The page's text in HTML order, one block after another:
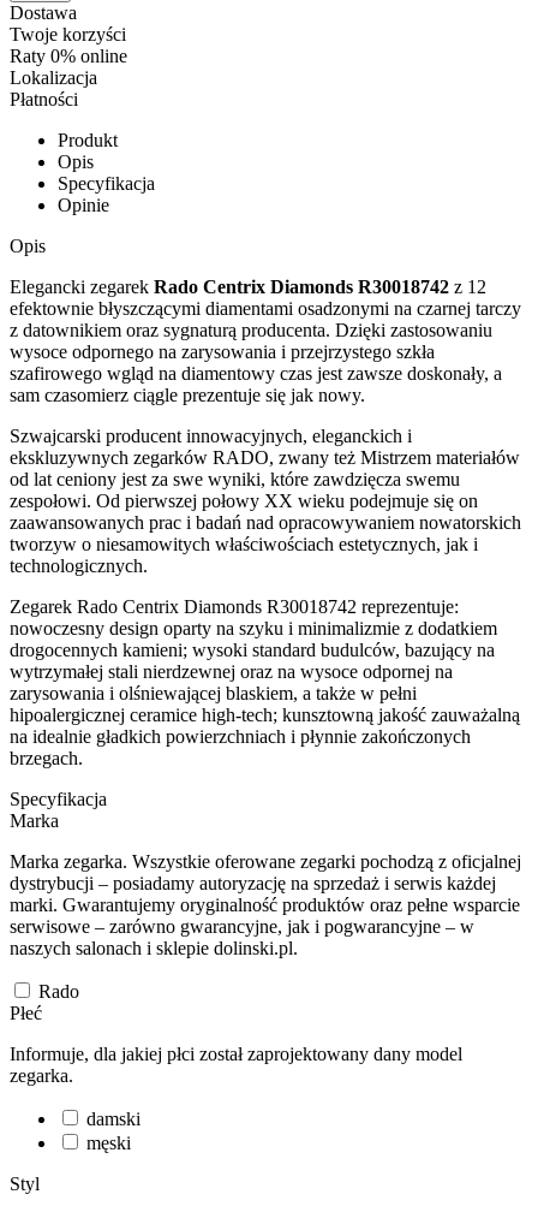
Dostawa
Twoje korzyści
Raty 0% online
Lokalizacja
Płatności
Produkt
Opis
Specyfikacja
Opinie
Opis
Elegancki zegarek Rado Centrix Diamonds R30018742 z 12
efektownie błyszczącymi diamentami osadzonymi na czarnej tarczy
z datownikiem oraz sygnaturą producenta. Dzięki zastosowaniu
wysoce odpornego na zarysowania i przejrzystego szkła
szafirowego wgląd na diamentowy czas jest zawsze doskonały, a
sam czasomierz ciągle prezentuje się jak nowy.
Szwajcarski producent innowacyjnych, eleganckich i
ekskluzywnych zegarków RADO, zwany też Mistrzem materiałów
od lat ceniony jest za swe wyniki, które zawdzięcza swemu
zespołowi. Od pierwszej połowy XX wieku podejmuje się on
zaawansowanych prac i badań nad opracowywaniem nowatorskich
tworzyw o niesamowitych właściwościach estetycznych, jak i
technologicznych.
Zegarek Rado Centrix Diamonds R30018742 reprezentuje:
nowoczesny design oparty na szyku i minimalizmie z dodatkiem
drogocennych kamieni; wysoki standard budulców, bazujący na
wytrzymałej stali nierdzewnej oraz na wysoce odpornej na
zarysowania i olśniewającej blaskiem, a także w pełni
hipoalergicznej ceramice high-tech; kunsztowną jakość zauważalną
na idealnie gładkich powierzchniach i płynnie zakończonych
brzegach.
Specyfikacja
Marka
Marka zegarka. Wszystkie oferowane zegarki pochodzą z oficjalnej
dystrybucji – posiadamy autoryzację na sprzedaż i serwis każdej
marki. Gwarantujemy oryginalność produktów oraz pełne wsparcie
serwisowe – zarówno gwarancyjne, jak i pogwarancyjne – w
naszych salonach i sklepie dolinski.pl.
Rado
Płeć
Informuje, dla jakiej płci został zaprojektowany dany model
zegarka.
damski
męski
Styl